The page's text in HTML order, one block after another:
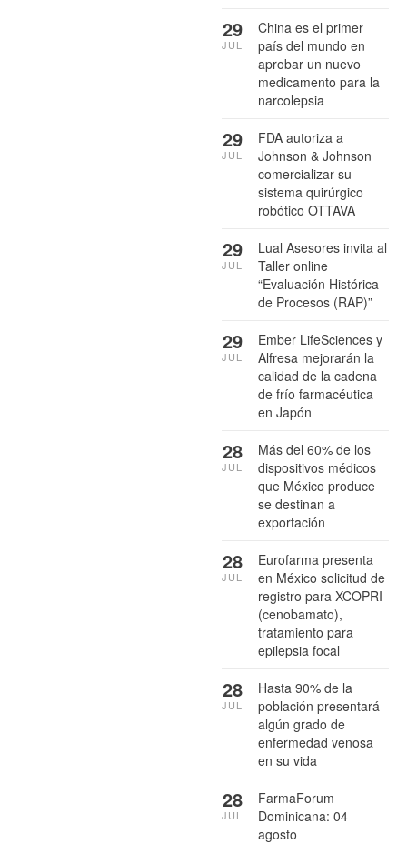
China es el primer
país del mundo en
aprobar un nuevo
medicamento para la
narcolepsia
29
JUL
FDA autoriza a
Johnson & Johnson
comercializar su
sistema quirúrgico
robótico OTTAVA
29
JUL
Lual Asesores invita al
Taller online
“Evaluación Histórica
de Procesos (RAP)”
29
JUL
Ember LifeSciences y
Alfresa mejorarán la
calidad de la cadena
de frío farmacéutica
en Japón
29
JUL
Más del 60% de los
dispositivos médicos
que México produce
se destinan a
exportación
28
JUL
Eurofarma presenta
en México solicitud de
registro para XCOPRI
(cenobamato),
tratamiento para
epilepsia focal
28
JUL
Hasta 90% de la
población presentará
algún grado de
enfermedad venosa
en su vida
28
JUL
FarmaForum
Dominicana: 04
agosto
28
JUL